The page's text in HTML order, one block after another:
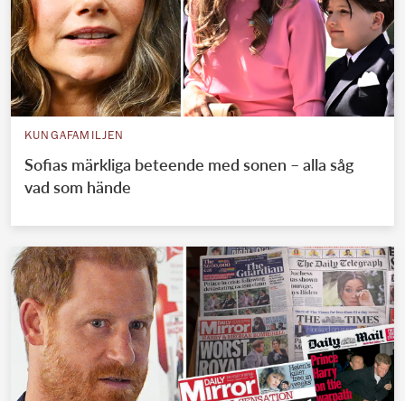
KUNGAFAMILJEN
Sofias märkliga beteende med sonen – alla såg
vad som hände